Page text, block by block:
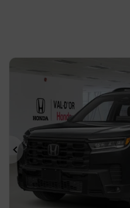
Précédent